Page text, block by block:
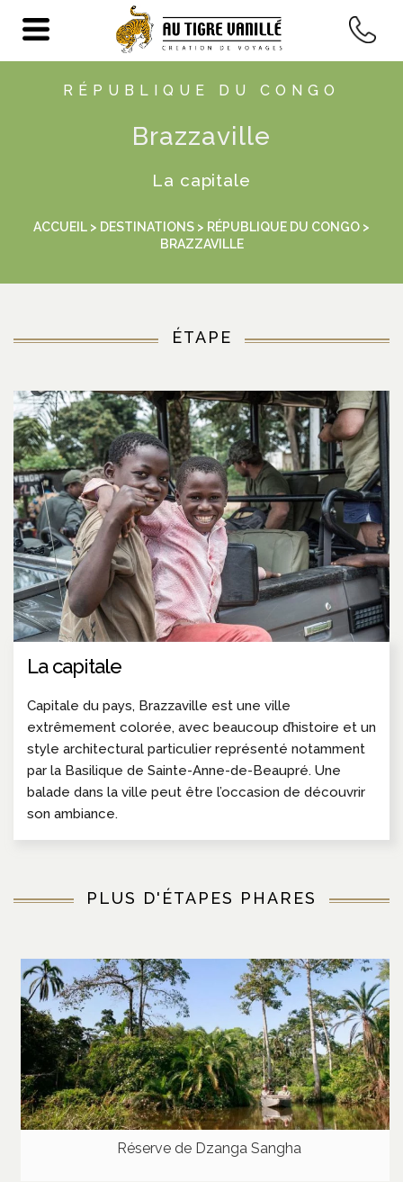
RÉPUBLIQUE DU CONGO
Brazzaville
La capitale
ACCUEIL > DESTINATIONS > RÉPUBLIQUE DU CONGO >
BRAZZAVILLE
ÉTAPE
La capitale
Capitale du pays, Brazzaville est une ville
extrêmement colorée, avec beaucoup d’histoire et un
style architectural particulier représenté notamment
par la Basilique de Sainte-Anne-de-Beaupré. Une
balade dans la ville peut être l’occasion de découvrir
son ambiance.
PLUS D'ÉTAPES PHARES
Réserve de Dzanga Sangha